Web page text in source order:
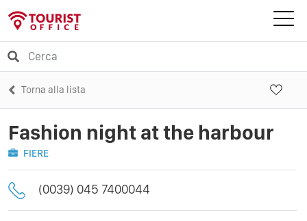
Torna alla lista
Fashion night at the harbour
FIERE
(0039) 045 7400044